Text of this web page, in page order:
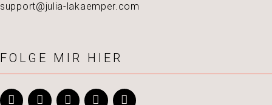
support@julia-lakaemper.com
FOLGE MIR HIER